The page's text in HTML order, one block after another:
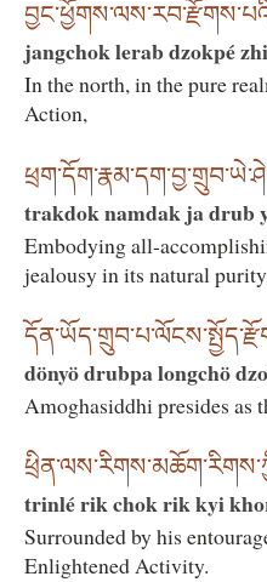
jangchok lerab dzokpé
In the north, in the pure
Action,
trakdok namdak ja drub
Embodying all-
jealousy in its natural
dönyö drubpa longchö
Amoghasiddhi presides as
trinlé rik chok rik kyi
Surrounded by his
Enlightened Activity.